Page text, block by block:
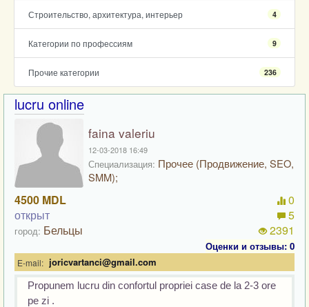
Строительство, архитектура, интерьер 4
Категории по профессиям 9
Прочие категории 236
lucru online
faina valeriu
12-03-2018 16:49
Специализация: Прочее (Продвижение, SEO,
SMM);
4500 MDL
открыт
город: Бельцы
0
5
2391
Оценки и отзывы: 0
E-mail: joricvartanci@gmail.com
Propunem lucru din confortul propriei case de la 2-3 ore
pe zi .